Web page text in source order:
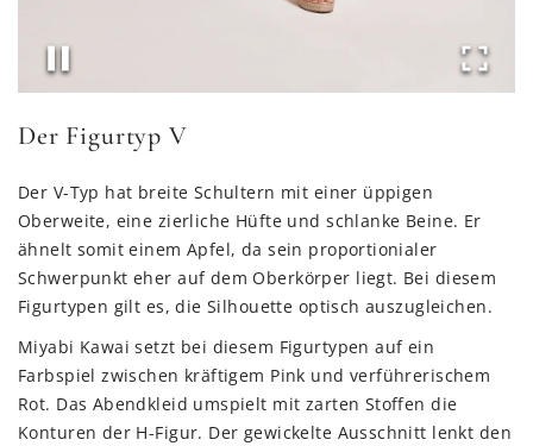
Der Figurtyp V
Der V-Typ hat breite Schultern mit einer üppigen
Oberweite, eine zierliche Hüfte und schlanke Beine. Er
ähnelt somit einem Apfel, da sein proportionialer
Schwerpunkt eher auf dem Oberkörper liegt. Bei diesem
Figurtypen gilt es, die Silhouette optisch auszugleichen.
Miyabi Kawai setzt bei diesem Figurtypen auf ein
Farbspiel zwischen kräftigem Pink und verführerischem
Rot. Das Abendkleid umspielt mit zarten Stoffen die
Konturen der H-Figur. Der gewickelte Ausschnitt lenkt den